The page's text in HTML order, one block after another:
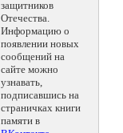
защитников
Отечества.
Информацию о
появлении новых
сообщений на
сайте можно
узнавать,
подписавшись на
страничках книги
памяти в